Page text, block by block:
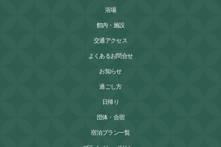
浴場
館内・施設
交通アクセス
よくあるお問合せ
お知らせ
過ごし方
日帰り
団体・合宿
宿泊プラン一覧